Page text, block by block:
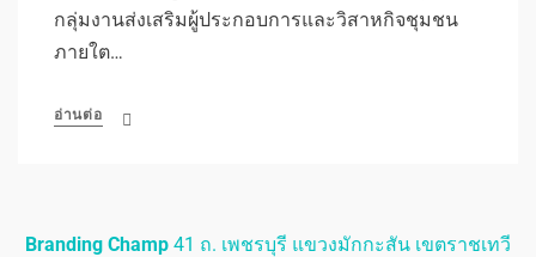
กลุ่มงานส่งเสริมผู้ประกอบการและวิสาหกิจชุมชน
ภายใต…
อ่านต่อ
Branding Champ 41 ถ. เพชรบุรี แขวงมักกะสัน เขตราชเทวี